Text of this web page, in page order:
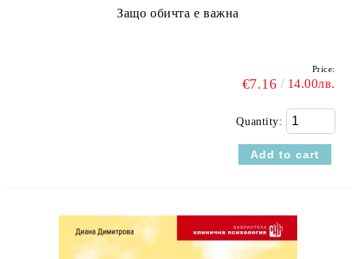
Защо обичта е важна
Price:
€7.16 14.00лв.
Quantity: